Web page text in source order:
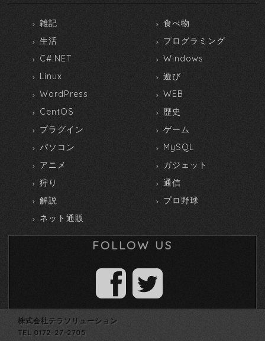
雑記
食べ物
生活
プログラミング
C#.NET
Windows
Linux
遊び
WordPress
WEB
CentOS
歴史
プラグイン
ゲーム
パソコン
MySQL
アニメ
ガジェット
狩り
通信
解説
プロ野球
ネット通販
FOLLOW US
株式会社テラソリューション
TEL 0172-27-2705